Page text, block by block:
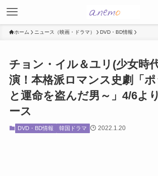
ホーム ニュース（映画・ドラマ） DVD・BD情報
チョン・イル＆ユリ(少女時
演！本格派ロマンス史劇「
と運命を盗んだ男～」4/6よ
ース
DVD・BD情報 韓国ドラマ 2022.1.20